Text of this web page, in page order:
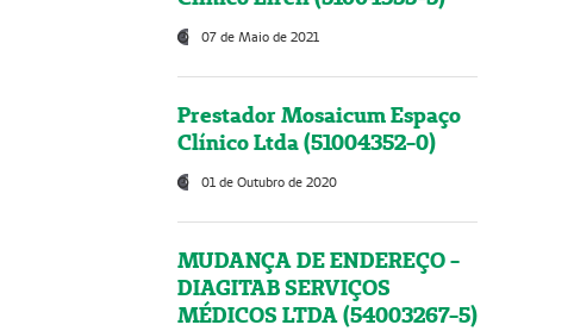
07 de Maio de 2021
Prestador Mosaicum Espaço
Clínico Ltda (51004352-0)
01 de Outubro de 2020
MUDANÇA DE ENDEREÇO -
DIAGITAB SERVIÇOS
MÉDICOS LTDA (54003267-5)